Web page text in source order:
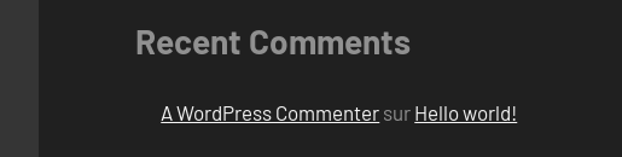
Recent Comments
A WordPress Commenter sur Hello world!